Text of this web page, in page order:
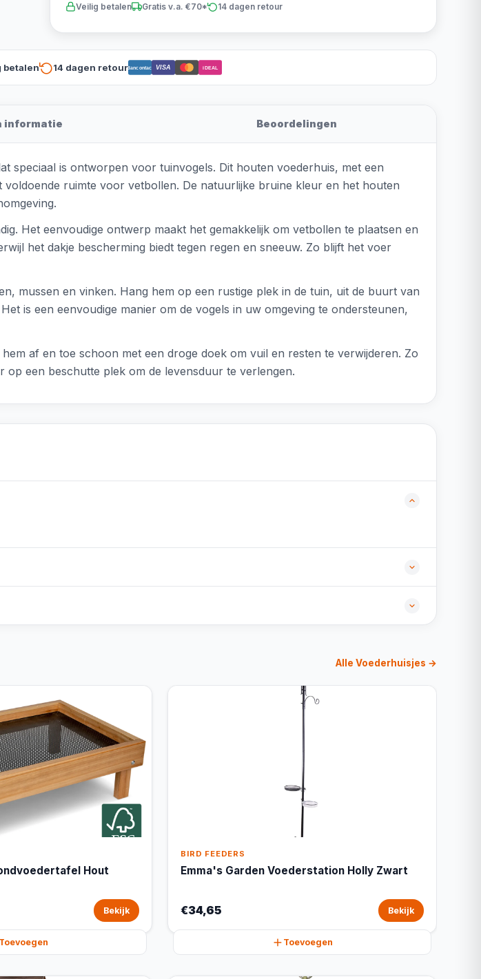
Veilig betalen Gratis v.a. €70* 14 dagen retour
betalen 14 dagen retourBancontact VISA iDEAL
informatie Beoordelingen
speciaal is ontworpen voor tuinvogels. Dit houten voederhuis, met een
ruimte voor vetbollen. De natuurlijke bruine kleur en het houten
Het eenvoudige ontwerp maakt het gemakkelijk om vetbollen te plaatsen en
het dakje bescherming biedt tegen regen en sneeuw. Zo blijft het voer
mussen en vinken. Hang hem op een rustige plek in de tuin, uit de buurt van
is een eenvoudige manier om de vogels in uw omgeving te ondersteunen,
af en toe schoon met een droge doek om vuil en resten te verwijderen. Zo
op een beschutte plek om de levensduur te verlengen.
Alle Voederhuisjes →
Hout
Bekijk
Toevoegen
BIRD FEEDERS
Emma's Garden Voederstation Holly Zwart
€34,65 Bekijk
Toevoegen